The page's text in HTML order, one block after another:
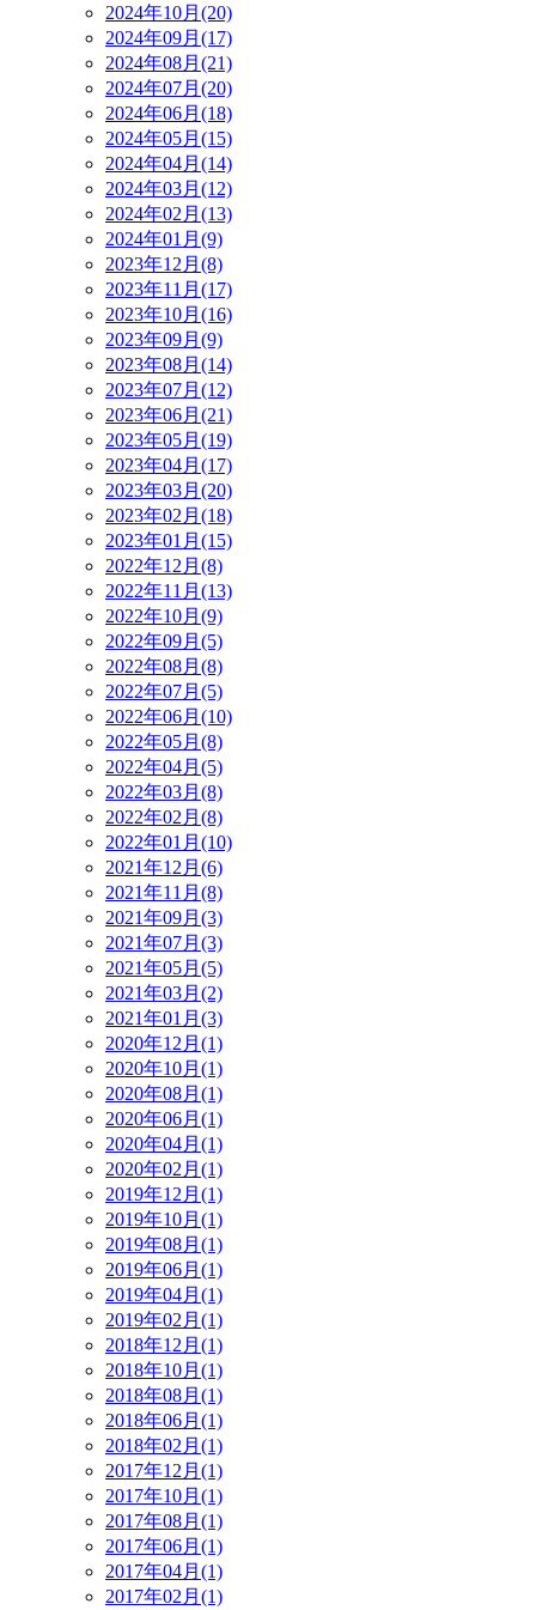
2024年10月(20)
2024年09月(17)
2024年08月(21)
2024年07月(20)
2024年06月(18)
2024年05月(15)
2024年04月(14)
2024年03月(12)
2024年02月(13)
2024年01月(9)
2023年12月(8)
2023年11月(17)
2023年10月(16)
2023年09月(9)
2023年08月(14)
2023年07月(12)
2023年06月(21)
2023年05月(19)
2023年04月(17)
2023年03月(20)
2023年02月(18)
2023年01月(15)
2022年12月(8)
2022年11月(13)
2022年10月(9)
2022年09月(5)
2022年08月(8)
2022年07月(5)
2022年06月(10)
2022年05月(8)
2022年04月(5)
2022年03月(8)
2022年02月(8)
2022年01月(10)
2021年12月(6)
2021年11月(8)
2021年09月(3)
2021年07月(3)
2021年05月(5)
2021年03月(2)
2021年01月(3)
2020年12月(1)
2020年10月(1)
2020年08月(1)
2020年06月(1)
2020年04月(1)
2020年02月(1)
2019年12月(1)
2019年10月(1)
2019年08月(1)
2019年06月(1)
2019年04月(1)
2019年02月(1)
2018年12月(1)
2018年10月(1)
2018年08月(1)
2018年06月(1)
2018年02月(1)
2017年12月(1)
2017年10月(1)
2017年08月(1)
2017年06月(1)
2017年04月(1)
2017年02月(1)